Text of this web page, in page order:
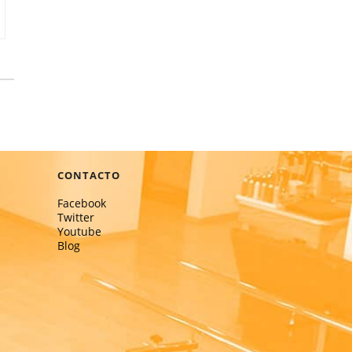
CONTACTO
Facebook
Twitter
Youtube
Blog